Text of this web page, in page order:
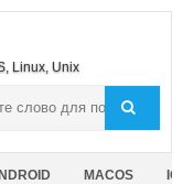
Linux, Unix
MACOS